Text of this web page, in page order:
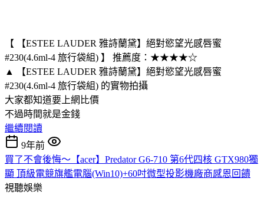
【 【ESTEE LAUDER 雅詩蘭黛】絕對慾望光感唇蜜
#230(4.6ml-4 旅行袋組) 】 推薦度：★★★★☆
▲ 【ESTEE LAUDER 雅詩蘭黛】絕對慾望光感唇蜜
#230(4.6ml-4 旅行袋組) 的實物拍攝
大家都知道要上網比價
不過時間就是金錢
繼續閱讀
9年前
買了不會後悔～【acer】Predator G6-710 第6代四核 GTX980獨
顯 頂級電競旗艦電腦(Win10)+60吋微型投影機廠商感恩回饋
視聽娛樂